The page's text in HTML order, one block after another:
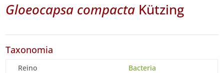
Gloeocapsa compacta Kützing
Taxonomia
Reino
Bacteria